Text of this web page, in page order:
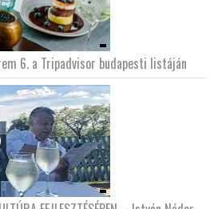
6. a Tripadvisor budapesti listáján